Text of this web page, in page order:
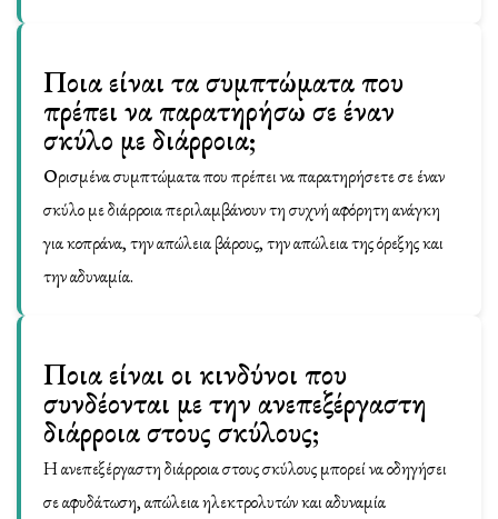
Ποια είναι τα συμπτώματα που
πρέπει να παρατηρήσω σε έναν
σκύλο με διάρροια;
Ορισμένα συμπτώματα που πρέπει να παρατηρήσετε σε έναν
σκύλο με διάρροια περιλαμβάνουν τη συχνή αφόρητη ανάγκη
για κοπράνα, την απώλεια βάρους, την απώλεια της όρεξης και
την αδυναμία.
Ποια είναι οι κινδύνοι που
συνδέονται με την ανεπεξέργαστη
διάρροια στους σκύλους;
Η ανεπεξέργαστη διάρροια στους σκύλους μπορεί να οδηγήσει
σε αφυδάτωση, απώλεια ηλεκτρολυτών και αδυναμία